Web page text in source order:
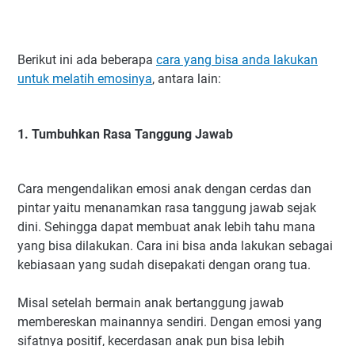
Berikut ini ada beberapa cara yang bisa anda lakukan
untuk melatih emosinya, antara lain:
1. Tumbuhkan Rasa Tanggung Jawab
Cara mengendalikan emosi anak dengan cerdas dan
pintar yaitu menanamkan rasa tanggung jawab sejak
dini. Sehingga dapat membuat anak lebih tahu mana
yang bisa dilakukan. Cara ini bisa anda lakukan sebagai
kebiasaan yang sudah disepakati dengan orang tua.
Misal setelah bermain anak bertanggung jawab
membereskan mainannya sendiri. Dengan emosi yang
sifatnya positif, kecerdasan anak pun bisa lebih